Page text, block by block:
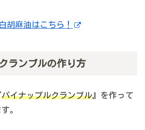
胡麻油はこちら！
ランブルの作り方
パイナップルクランブル 』を作って
。